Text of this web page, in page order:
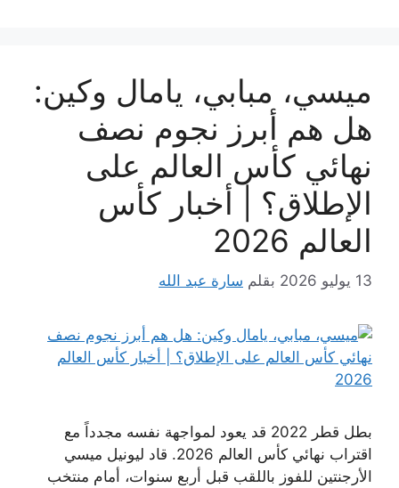
ميسي، مبابي، يامال وكين:
هل هم أبرز نجوم نصف
نهائي كأس العالم على
الإطلاق؟ | أخبار كأس
العالم 2026
13 يوليو 2026 بقلم سارة عبد الله
بطل قطر 2022 قد يعود لمواجهة نفسه مجدداً مع
اقتراب نهائي كأس العالم 2026. قاد ليونيل ميسي
الأرجنتين للفوز باللقب قبل أربع سنوات، أمام منتخب